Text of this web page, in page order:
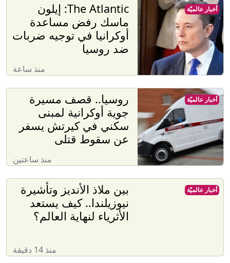
The Atlantic: إيلون
ماسك رفض مساعدة
أوكرانيا في توجيه ضربات
ضد روسيا
منذ ساعة
أخبار عالميّة
روسيا.. قصف مسيرة
جوية أوكرانية لمبنى
سكني في كيرتش يسفر
عن سقوط قتلى
منذ ساعتين
أخبار عالميّة
بين ملاذ الأنديز وتأشيرة
نيوزيلندا.. كيف يستعد
الأثرياء لنهاية العالم؟
منذ 14 دقيقة
أخبار عالميّة